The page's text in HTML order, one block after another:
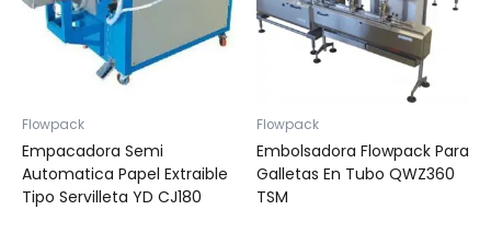
Flowpack
Empacadora Semi
Automatica Papel Extraible
Tipo Servilleta YD CJ180
Flowpack
Embolsadora Flowpack Para
Galletas En Tubo QWZ360
TSM